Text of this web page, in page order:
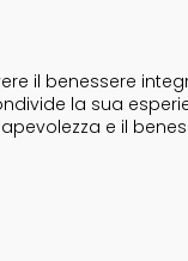
il benessere
la sua
e il